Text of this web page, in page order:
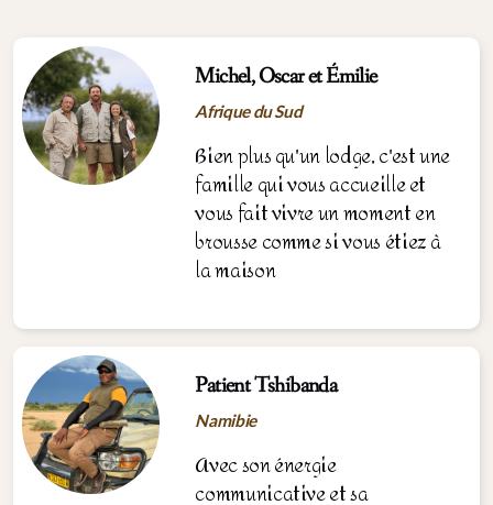
Michel, Oscar et Émilie
Afrique du Sud
Bien plus qu'un lodge, c'est une
famille qui vous accueille et
vous fait vivre un moment en
brousse comme si vous étiez à
la maison
Patient Tshibanda
Namibie
Avec son énergie
communicative et sa